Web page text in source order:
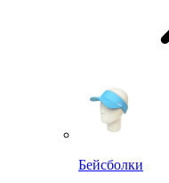
Бейсболки